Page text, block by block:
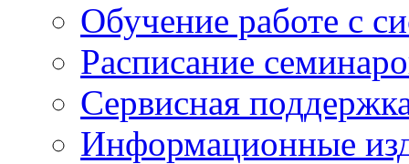
Обучение работе с
Расписание
Сервисная
Информационные